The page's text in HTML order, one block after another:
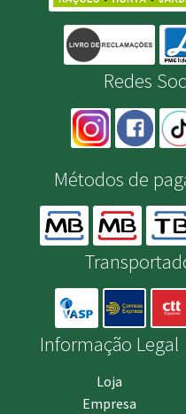
Redes
Métodos de
Informação Legal
Loja
Empresa